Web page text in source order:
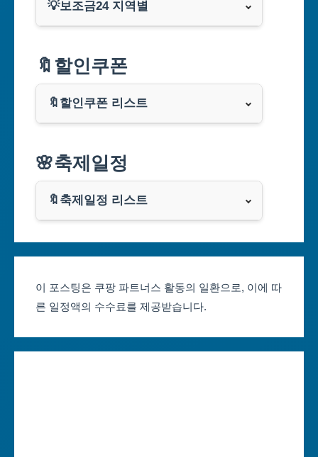
💡보조금24 지역별
부산광역시
대구광역시
인천광역시
광주광역시
대전광역시
🔖할인쿠폰
🔖할인쿠폰 리스트
쿠팡
클룩
🌸축제일정
🔖축제일정 리스트
대구축제 일정
인천축제 일정
이 포스팅은 쿠팡 파트너스 활동의 일환으로, 이에 따
른 일정액의 수수료를 제공받습니다.